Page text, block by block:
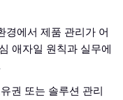
경에서 제품 관리가 어
애자일 원칙과 실무에
권 또는 솔루션 관리